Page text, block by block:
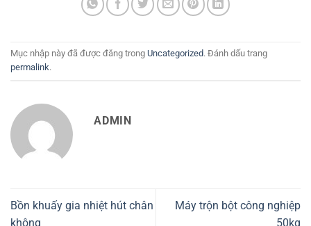
Mục nhập này đã được đăng trong Uncategorized. Đánh dấu trang
permalink.
ADMIN
Bồn khuấy gia nhiệt hút chân
không
Máy trộn bột công nghiệp
50kg